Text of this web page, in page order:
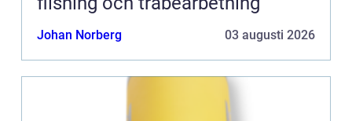
Johan Norberg 03 augusti 2026